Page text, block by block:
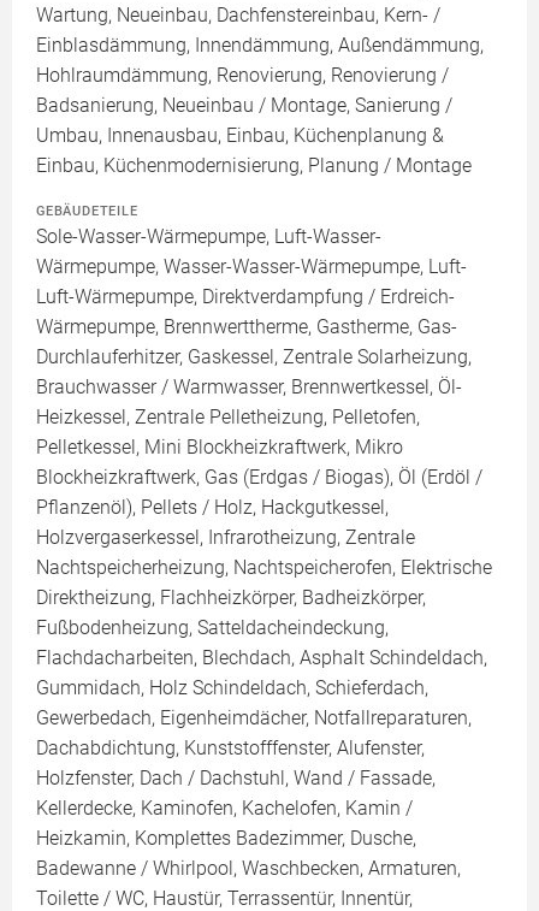
Wartung, Neueinbau, Dachfenstereinbau, Kern- /
Einblasdämmung, Innendämmung, Außendämmung,
Hohlraumdämmung, Renovierung, Renovierung /
Badsanierung, Neueinbau / Montage, Sanierung /
Umbau, Innenausbau, Einbau, Küchenplanung &
Einbau, Küchenmodernisierung, Planung / Montage
GEBÄUDETEILE
Sole-Wasser-Wärmepumpe, Luft-Wasser-
Wärmepumpe, Wasser-Wasser-Wärmepumpe, Luft-
Luft-Wärmepumpe, Direktverdampfung / Erdreich-
Wärmepumpe, Brennwerttherme, Gastherme, Gas-
Durchlauferhitzer, Gaskessel, Zentrale Solarheizung,
Brauchwasser / Warmwasser, Brennwertkessel, Öl-
Heizkessel, Zentrale Pelletheizung, Pelletofen,
Pelletkessel, Mini Blockheizkraftwerk, Mikro
Blockheizkraftwerk, Gas (Erdgas / Biogas), Öl (Erdöl /
Pflanzenöl), Pellets / Holz, Hackgutkessel,
Holzvergaserkessel, Infrarotheizung, Zentrale
Nachtspeicherheizung, Nachtspeicherofen, Elektrische
Direktheizung, Flachheizkörper, Badheizkörper,
Fußbodenheizung, Satteldacheindeckung,
Flachdacharbeiten, Blechdach, Asphalt Schindeldach,
Gummidach, Holz Schindeldach, Schieferdach,
Gewerbedach, Eigenheimdächer, Notfallreparaturen,
Dachabdichtung, Kunststofffenster, Alufenster,
Holzfenster, Dach / Dachstuhl, Wand / Fassade,
Kellerdecke, Kaminofen, Kachelofen, Kamin /
Heizkamin, Komplettes Badezimmer, Dusche,
Badewanne / Whirlpool, Waschbecken, Armaturen,
Toilette / WC, Haustür, Terrassentür, Innentür,